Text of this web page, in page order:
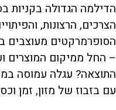
הדילמה הגדולה בקניות
הצרכים, הרצונות,
הסופרמרקטים מעוצבים
– החל ממיקום המוצרים
התוצאה? עגלה עמוסה
עם בזבוז של מזון, זמן